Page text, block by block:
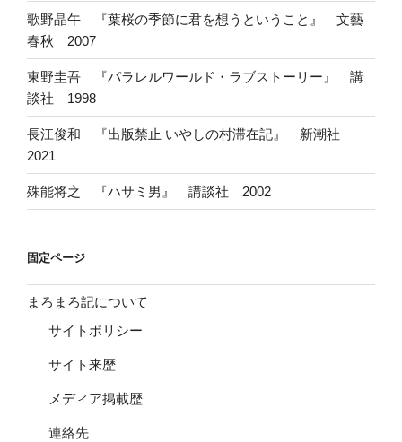
歌野晶午 『葉桜の季節に君を想うということ』 文藝
春秋 2007
東野圭吾 『パラレルワールド・ラブストーリー』 講
談社 1998
長江俊和 『出版禁止 いやしの村滞在記』 新潮社
2021
殊能将之 『ハサミ男』 講談社 2002
固定ページ
まろまろ記について
サイトポリシー
サイト来歴
メディア掲載歴
連絡先